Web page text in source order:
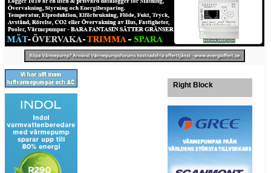
Right Block